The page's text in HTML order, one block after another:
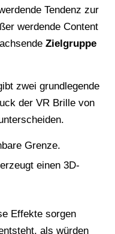
Tendenz zur
werdende Content
Zielgruppe
zwei grundlegende
der VR Brille von
Grenze.
einen 3D-
Effekte sorgen
als würden